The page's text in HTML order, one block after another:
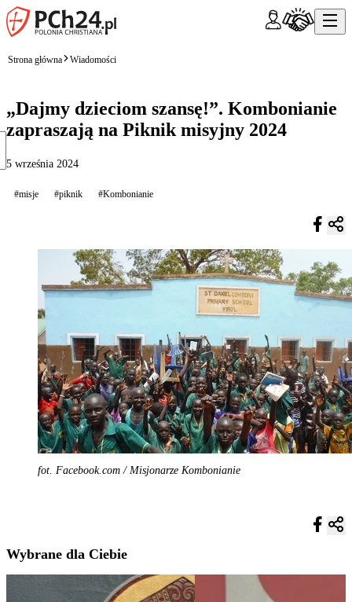
Strona główna Wiadomości
„Dajmy dzieciom szansę!”. Kombonianie
zapraszają na Piknik misyjny 2024
5 września 2024
#misje #piknik #Kombonianie
fot. Facebook.com / Misjonarze Kombonianie
Wybrane dla Ciebie